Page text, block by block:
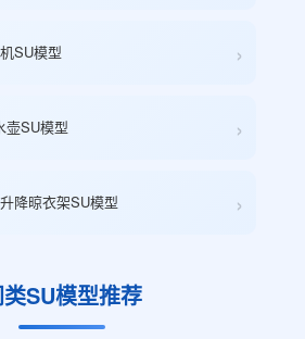
SU模型 ›
壶SU模型 ›
降晾衣架SU模型 ›
SU模型推荐